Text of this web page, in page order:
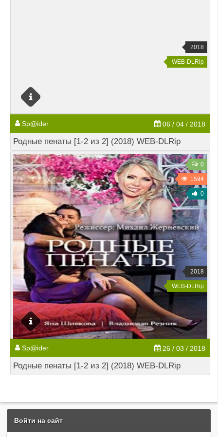
2018
WEB-DLRip
Sp@ider 06 / 04 / 2018
Родные пенаты [1-2 из 2] (2018) WEB-DLRip
0
1594
0
2018
WEB-DLRip
Sp@ider 26 / 03 / 2018
Родные пенаты [1-2 из 2] (2018) WEB-DLRip
Войти на сайт